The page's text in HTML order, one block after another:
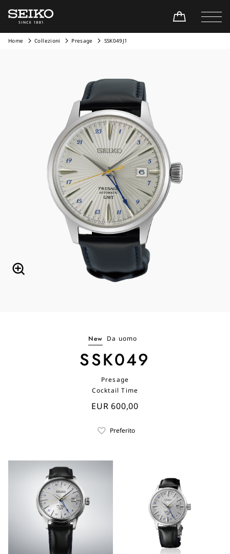
Home Collezioni Presage SSK049J1
New Da uomo
SSK049
Presage
Cocktail Time
EUR 600,00
Preferito